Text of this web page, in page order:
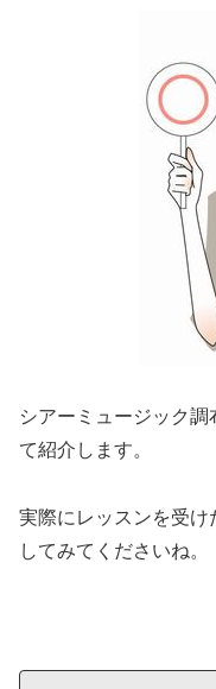
シアーミュージック
て紹介します。
実際にレッスンを受け
してみてくださいね。